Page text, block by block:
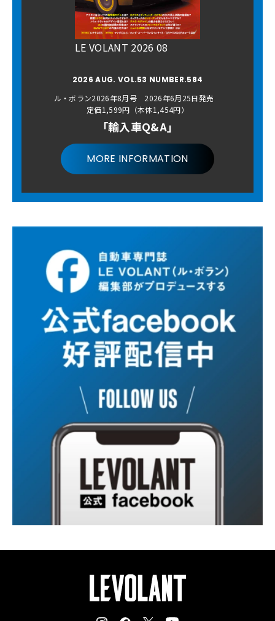
LE VOLANT 2026 08
2026 AUG. VOL.53 NUMBER.584
ル・ボラン2026年8月号 2026年6月25日発売
定価1,599円（本体1,454円）
「輸入車Q&A」
MORE INFORMATION